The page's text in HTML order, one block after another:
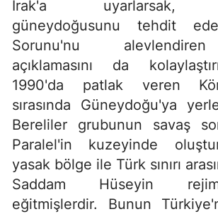
Irak'a uyarlarsak,
güneydoğusunu tehdit
Sorunu'nu
açıklamasını da
1990'da patlak veren
sırasında Güneydoğu'ya
Bereliler grubunun savaş
Paralel'in kuzeyinde
yasak bölge ile Türk sınırı
Saddam Hüseyin
eğitmişlerdir. Bunun